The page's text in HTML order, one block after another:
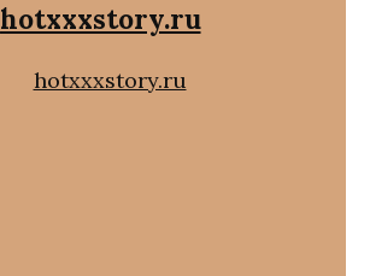
hotxxxstory.ru